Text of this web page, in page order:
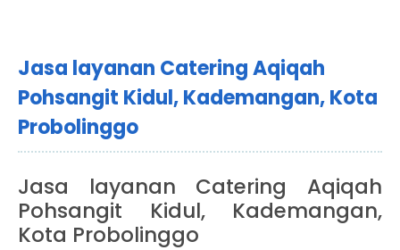
Jasa layanan Catering Aqiqah
Pohsangit Kidul, Kademangan, Kota
Probolinggo
Jasa layanan Catering Aqiqah
Pohsangit Kidul, Kademangan,
Kota Probolinggo